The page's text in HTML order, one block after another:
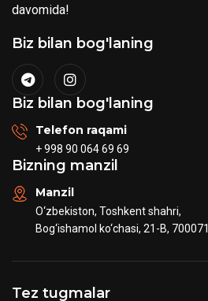
davomida!
Biz bilan bog'laning
Biz bilan bog'laning
Telefon raqami
+ 998 90 064 69 69
Bizning manzil
Manzil
O‘zbekiston, Toshkent shahri,
Bog‘ishamol ko‘chasi, 21-B, 700071
Tez tugmalar